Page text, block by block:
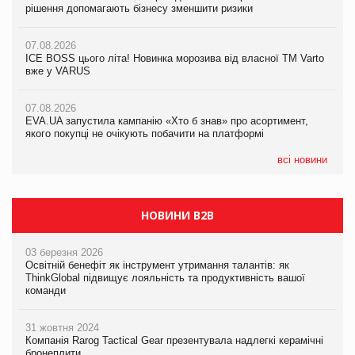
рішення допомагають бізнесу зменшити ризики
07.08.2026
ICE BOSS цього літа! Новинка морозива від власної ТМ Varto
вже у VARUS
07.08.2026
EVA.UA запустила кампанію «Хто б знав» про асортимент,
якого покупці не очікують побачити на платформі
всі новини
рішення допомагають бізнесу зменшити ризики
07.08.2026
ICE BOSS цього літа! Новинка морозива від власної ТМ Varto
вже у VARUS
07.08.2026
EVA.UA запустила кампанію «Хто б знав» про асортимент,
якого покупці не очікують побачити на платформі
Продажі Hugo Boss впали на 9%
НОВИНИ B2B
03 березня 2026
Освітній бенефіт як інструмент утримання талантів: як
ThinkGlobal підвищує лояльність та продуктивність вашої
команди
31 жовтня 2024
Компанія Rarog Tactical Gear презентувала надлегкі керамічні